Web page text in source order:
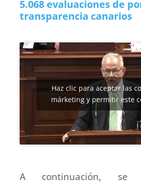
5.068 evaluaciones de
transparencia canarios
Haz clic para aceptar las
márketing y permitir este
A continuación, se